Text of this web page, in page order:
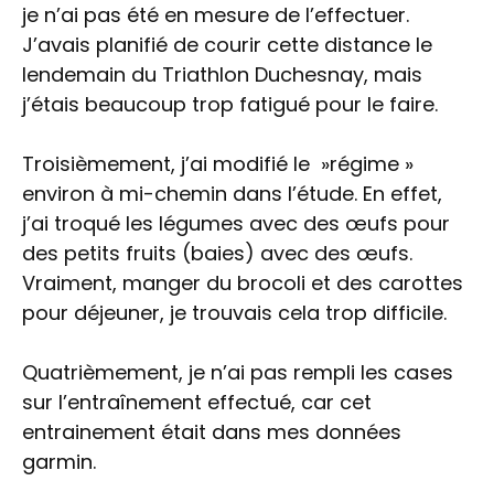
je n’ai pas été en mesure de l’effectuer.
J’avais planifié de courir cette distance le
lendemain du Triathlon Duchesnay, mais
j’étais beaucoup trop fatigué pour le faire.
Troisièmement, j’ai modifié le »régime »
environ à mi-chemin dans l’étude. En effet,
j’ai troqué les légumes avec des œufs pour
des petits fruits (baies) avec des œufs.
Vraiment, manger du brocoli et des carottes
pour déjeuner, je trouvais cela trop difficile.
Quatrièmement, je n’ai pas rempli les cases
sur l’entraînement effectué, car cet
entrainement était dans mes données
garmin.